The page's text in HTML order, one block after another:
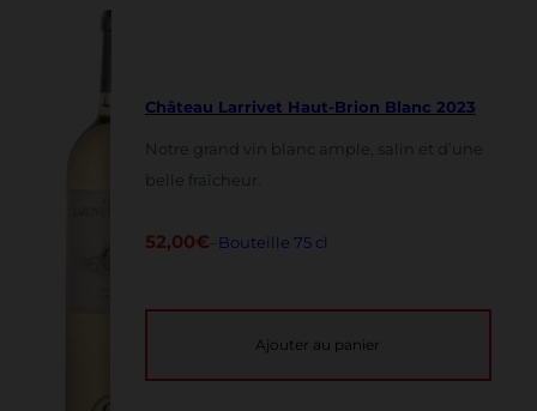
Château Larrivet Haut-Brion Blanc 2023
Notre grand vin blanc ample, salin et d’une
belle fraîcheur.
52,00€ Bouteille 75 cl
Ajouter au panier